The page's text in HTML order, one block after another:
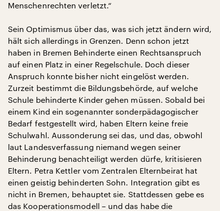
Menschenrechten verletzt.“
Sein Optimismus über das, was sich jetzt ändern wird,
hält sich allerdings in Grenzen. Denn schon jetzt
haben in Bremen Behinderte einen Rechtsanspruch
auf einen Platz in einer Regelschule. Doch dieser
Anspruch konnte bisher nicht eingelöst werden.
Zurzeit bestimmt die Bildungsbehörde, auf welche
Schule behinderte Kinder gehen müssen. Sobald bei
einem Kind ein sogenannter sonderpädagogischer
Bedarf festgestellt wird, haben Eltern keine freie
Schulwahl. Aussonderung sei das, und das, obwohl
laut Landesverfassung niemand wegen seiner
Behinderung benachteiligt werden dürfe, kritisieren
Eltern. Petra Kettler vom Zentralen Elternbeirat hat
einen geistig behinderten Sohn. Integration gibt es
nicht in Bremen, behauptet sie. Stattdessen gebe es
das Kooperationsmodell – und das habe die